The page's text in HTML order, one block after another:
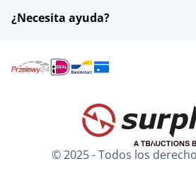
¿Necesita ayuda?
© 2025 - Todos los